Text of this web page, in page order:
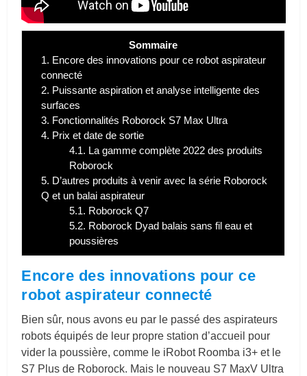
Sommaire
1. Encore des innovations pour ce robot aspirateur
connecté
2. Puissante aspiration et analyse intelligente des
surfaces
3. Fonctionnalités Roborock S7 Max Ultra
4. Prix et date de sortie
4.1. La gamme complète 2022 des produits
Roborock
5. D’autres produits à venir avec la série Roborock
Q et un balai aspirateur
5.1. Roborock Q7
5.2. Roborock Dyad balais sans fil eau et
poussières
Encore des innovations pour ce
robot aspirateur connecté
Bien sûr, nous avons eu par le passé des aspirateurs
robots équipés de leur propre station d’accueil pour
vider la poussière, comme le iRobot Roomba i3+ et le
S7 Plus de Roborock. Mais le nouveau S7 MaxV Ultra